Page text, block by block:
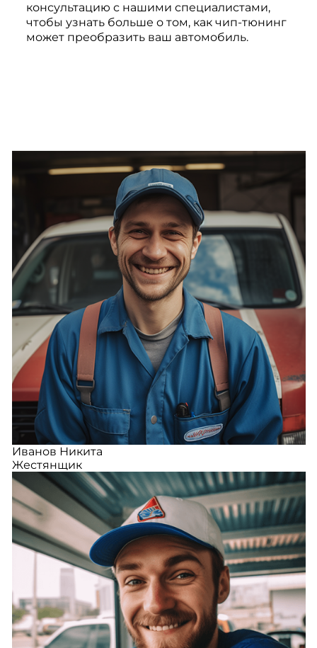
консультацию с нашими специалистами,
чтобы узнать больше о том, как чип-тюнинг
может преобразить ваш автомобиль.
Иванов Никита
Жестянщик